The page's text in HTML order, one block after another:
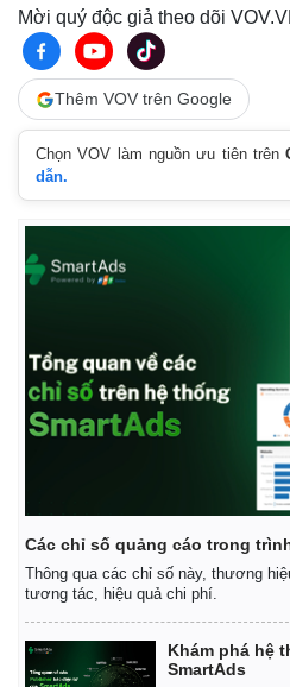
Thế giới
Quan sát
Cuộc sống đó đây
Mời quý độc giả theo dõi
Thêm VOV trên Google
Chọn VOV làm nguồn ưu tiên trên
dẫn.
Các chỉ số quảng cáo trong
Thông qua các chỉ số này, thương
tương tác, hiệu quả chi phí.
Khám phá hệ
SmartAds